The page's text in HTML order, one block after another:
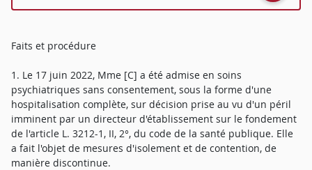
Faits et procédure
1. Le 17 juin 2022, Mme [C] a été admise en soins
psychiatriques sans consentement, sous la forme d'une
hospitalisation complète, sur décision prise au vu d'un péril
imminent par un directeur d'établissement sur le fondement
de l'article L. 3212-1, II, 2°, du code de la santé publique. Elle
a fait l'objet de mesures d'isolement et de contention, de
manière discontinue.